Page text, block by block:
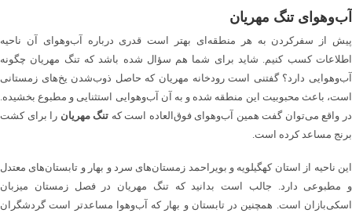
آب‌وهوای تنگ مهریان
پیش از سفرکردن به هر منطقه‌ای بهتر است قدری درباره آب‌وهوای آن ناحیه
اطلاعات کسب کنیم. شاید برای شما هم سؤال شده باشد که تنگ مهریان چگونه
آب‌وهوایی دارد؟ گفتنی است رودخانه مهریان که حاصل ذوب‌شدن یخ‌های زمستانی
است، باعث محبوبیت این منطقه شده و به آن آب‌وهوایی استثنایی و مطبوع بخشیده.
در واقع می‌توان گفت همین آب‌وهوای فوق‌العاده است که تنگ مهریان را برای کشت
برنج مساعد کرده است.
این ناحیه از استان کهگیلویه و بویراحمد زمستان‌های سرد و بهار و تابستان‌های معتدل
و مطبوعی دارد. جالب است بدانید که تنگ مهریان در فصل زمستان میزبان
اسکی‌بازان است. همچنین در تابستان و بهار که آب‌وهوا مساعدتر است گردشگران